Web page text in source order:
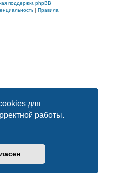
для
работы.
поддержка phpBB
| Правила